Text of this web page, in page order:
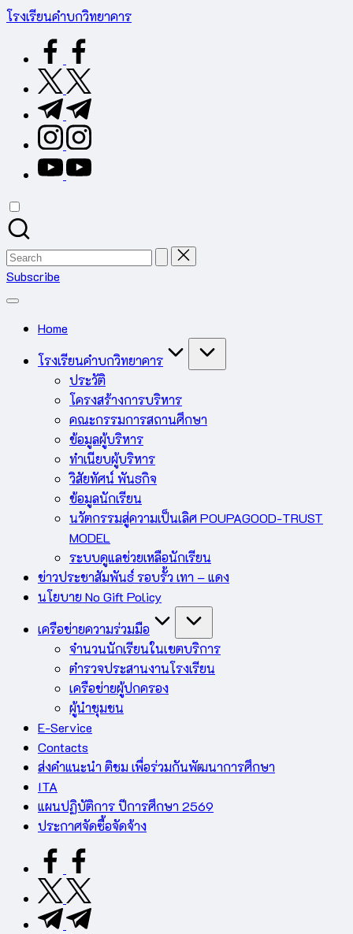
Skip
content
โรงเรียนคำบกวิทยาคาร
อ.คำชะอี
จ.มุกดาหาร
สำนักงาน
เขต
การ
ศึกษา
มุกดาหาร
facebook.com
twitter.com
t.me
instagram.com
youtube.com
Search
for:
Subscribe
Home
โรงเรียนคำบกวิทยาคาร
ประวัติ
โครงสร้างการบริหาร
คณะกรรมการสถานศึกษา
ข้อมูลผู้บริหาร
ทำเนียบผู้บริหาร
วิสัยทัศน์ พันธกิจ
ข้อมูลนักเรียน
นวัตกรรมสู่ความเป็นเลิศ POUPAGOOD-TRUST
MODEL
ระบบดูแลช่วยเหลือนักเรียน
ข่าวประชาสัมพันธ์ รอบรั้ว เทา – แดง
นโยบาย No Gift Policy
เครือข่ายความร่วมมือ
จำนวนนักเรียนในเขตบริการ
ตำรวจประสานงานโรงเรียน
เครือข่ายผู้ปกครอง
ผู้นำชุมชน
E-Service
Contacts
ส่งคำแนะนำ ติชม เพื่อร่วมกันพัฒนาการศึกษา
ITA
แผนปฏิบัติการ ปีการศึกษา 2569
ประกาศจัดซื้อจัดจ้าง
facebook.com
twitter.com
t.me